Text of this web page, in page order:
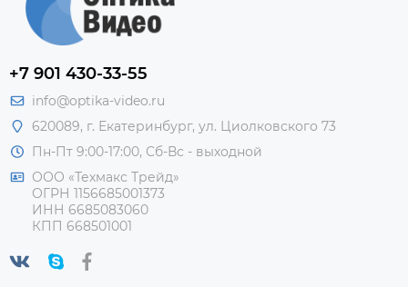
+7 901 430-33-55
info@optika-video.ru
620089, г. Екатеринбург, ул. Циолковского 73
Пн-Пт 9:00-17:00, Сб-Вс - выходной
ООО «Техмакс Трейд»
ОГРН 1156685001373
ИНН 6685083060
КПП 668501001